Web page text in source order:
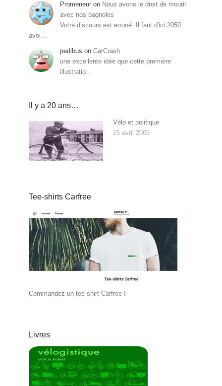
Promeneur on Nous avons le droit de mourir
avec nos bagnoles
Votre discours est erroné. Il faut d'ici 2050
avoi…
pedibus on CarCrash
une excellente idée que cette première
illustratio…
Il y a 20 ans…
Vélo et politique
25 avril 2005
Tee-shirts Carfree
Commandez un tee-shirt Carfree !
Livres